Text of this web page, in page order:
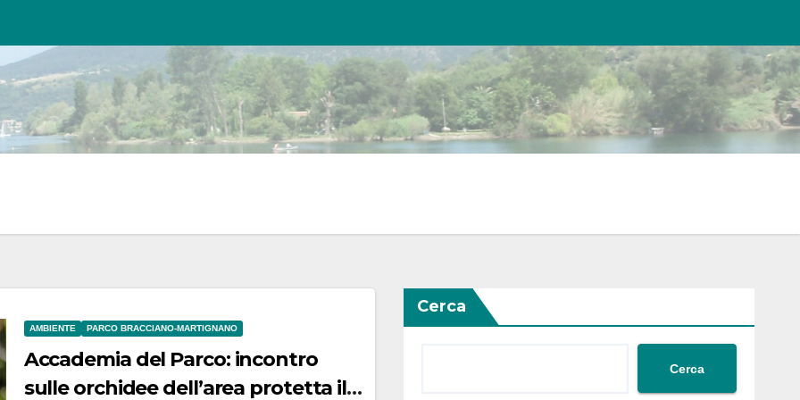
AMBIENTE PARCO BRACCIANO-MARTIGNANO
Accademia del Parco: incontro
sulle orchidee dell’area protetta il
Cerca
Cerca